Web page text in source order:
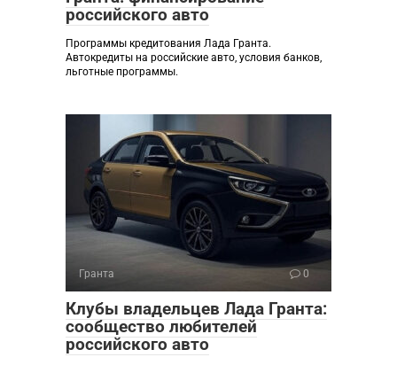
российского авто
Программы кредитования Лада Гранта.
Автокредиты на российские авто, условия банков,
льготные программы.
Гранта 0
Клубы владельцев Лада Гранта:
сообщество любителей
российского авто